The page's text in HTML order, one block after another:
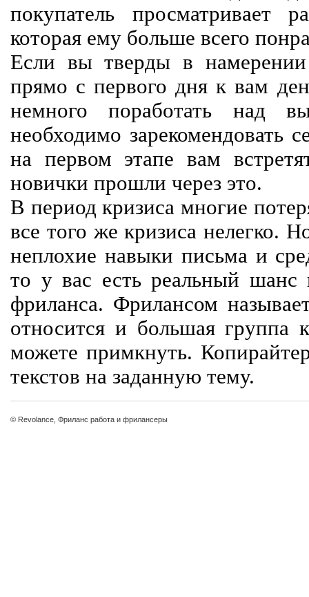
покупатель просматривает
которая ему больше всего
Если вы тверды в
прямо с первого дня к вам
немного поработать над
необходимо зарекомендовать
на первом этапе вам
новички прошли через это.
В период кризиса многие
все того же кризиса нелегко.
неплохие навыки письма и
то у вас есть реальный шанс
фриланса. Фрилансом
относится и большая группа
можете примкнуть.
текстов на заданную тему.
© Revolance, Фриланс работа и фрилансеры